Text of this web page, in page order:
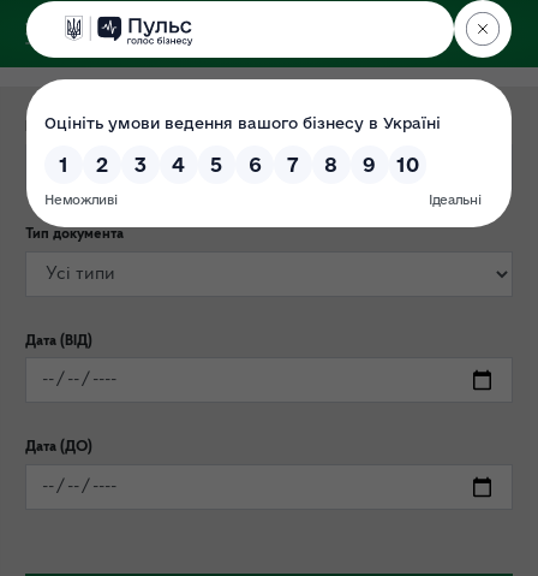
ДЕРЖЕКОІНСПЕКЦІЯ
у Харківській області
Категорія публікації
Тип документа
Дата (ВІД)
Дата (ДО)